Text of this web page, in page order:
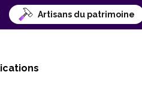
Artisans du patrimoine